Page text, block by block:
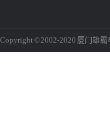
Copyright © 2002-2020 厦门雄